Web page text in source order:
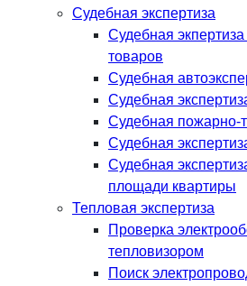
Судебная экспертиза
Судебная
товаров
Судебная
Судебная
Судебная пожарно-
Судебная
Судебная
площади квартиры
Тепловая экспертиза
Проверка
тепловизором
Поиск